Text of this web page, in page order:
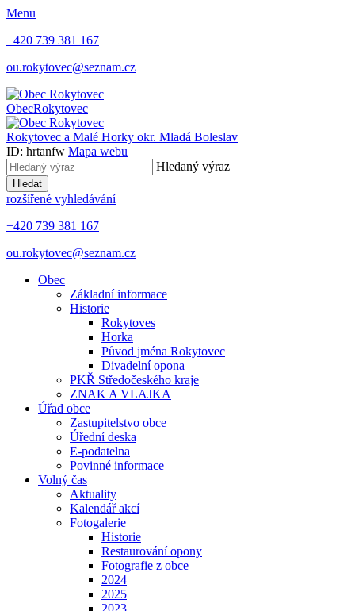
Menu
+420 739 381 167
ou.rokytovec@seznam.cz
ObecRokytovec
Rokytovec a Malé Horky okr. Mladá Boleslav
ID: hrtanfw Mapa webu
Hledaný výraz
Hledat
rozšířené vyhledávání
+420 739 381 167
ou.rokytovec@seznam.cz
Obec
Základní informace
Historie
Rokytoves
Horka
Původ jména Rokytovec
Divadelní opona
PKŘ Středočeského kraje
ZNAK A VLAJKA
Úřad obce
Zastupitelstvo obce
Úřední deska
E-podatelna
Povinné informace
Volný čas
Aktuality
Kalendář akcí
Fotogalerie
Historie
Restaurování opony
Fotografie z obce
2024
2025
2023